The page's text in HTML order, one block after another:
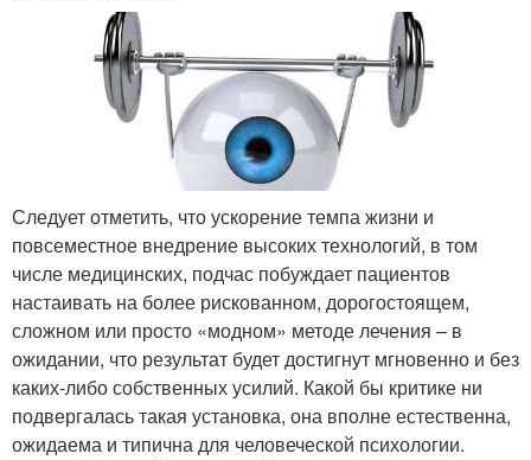
Следует отметить, что ускорение темпа жизни и
повсеместное внедрение высоких технологий, в том
числе медицинских, подчас побуждает пациентов
настаивать на более рискованном, дорогостоящем,
сложном или просто «модном» методе лечения – в
ожидании, что результат будет достигнут мгновенно и без
каких-либо собственных усилий. Какой бы критике ни
подвергалась такая установка, она вполне естественна,
ожидаема и типична для человеческой психологии.